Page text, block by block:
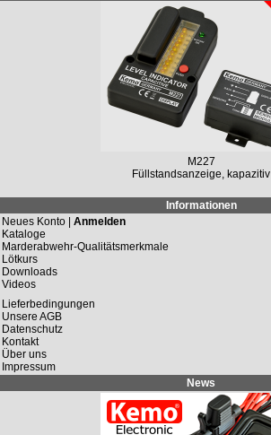
M227
Füllstandsanzeige, kapazitiv
Informationen
Neues Konto | Anmelden
Kataloge
Marderabwehr-Qualitätsmerkmale
Lötkurs
Downloads
Videos
Lieferbedingungen
Unsere AGB
Datenschutz
Kontakt
Über uns
Impressum
News